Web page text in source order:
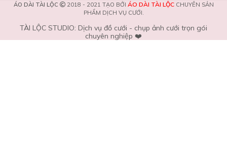
ÁO DÀI TÀI LỘC 2018 - 2021 TẠO BỞI ÁO DÀI TÀI LỘC CHUYÊN SẢN
PHẨM DỊCH VỤ CƯỚI.
TÀI LỘC STUDIO: Dịch vụ đồ cưới - chụp ảnh cưới trọn gói
chuyên nghiệp ❤️️